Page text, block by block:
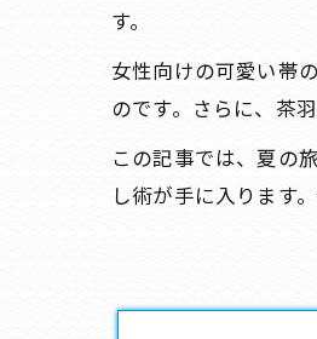
す。
女性向けの可愛い帯
のです。さらに、茶
この記事では、夏の
し術が手に入ります